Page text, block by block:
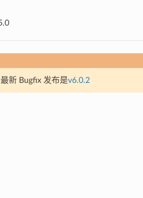
新 Bugfix 发布是v6.0.2